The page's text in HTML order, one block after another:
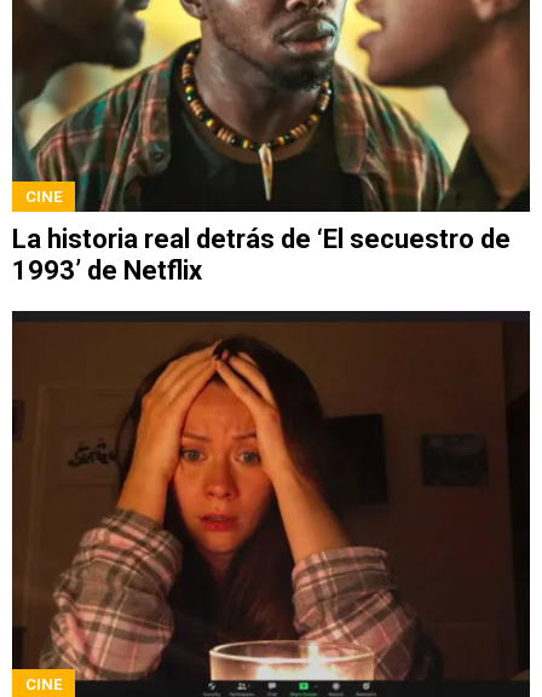
CINE
La historia real detrás de ‘El secuestro de
1993’ de Netflix
CINE